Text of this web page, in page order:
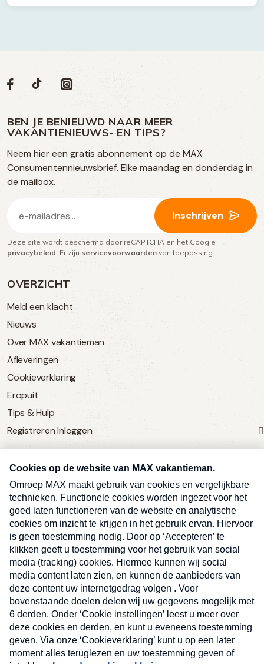
OVERZICHT
Meld een klacht
Nieuws
Over MAX vakantieman
Afleveringen
Cookieverklaring
Eropuit
Tips & Hulp
Registreren Inloggen
SERVICE
Over Omroep MAX
MAX Vandaag
MAX Meldpunt
Pers
Contact
Algemene voorwaarden
Privacyverklaring
Kwetsbaarheid melden
RegistrerenInloggen
Volg
op
social
media
Social
Volg
op
Facebook
Volg
op
TikTok
Volg
op
Instagram
BEN JE BENIEUWD NAAR MEER
VAKANTIENIEUWS- EN TIPS?
Neem hier een gratis abonnement op de MAX
Consumentennieuwsbrief. Elke maandag en donderdag in
de mailbox.
mailadres
(Vereist)
Inschrijven
Deze site wordt beschermd door reCAPTCHA en het Google
privacybeleid. Er zijn servicevoorwaarden van toepassing.
Ben je benieuwd naar meer
vakantienieuws- en tips?
E-
mailadres
Inschrijven